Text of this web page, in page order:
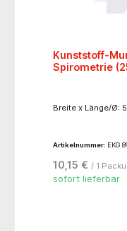
Kunststoff-
Spirometrie
Breite x Länge/Ø:
Artikelnummer: EKG
10,15 € / 1
sofort lieferbar